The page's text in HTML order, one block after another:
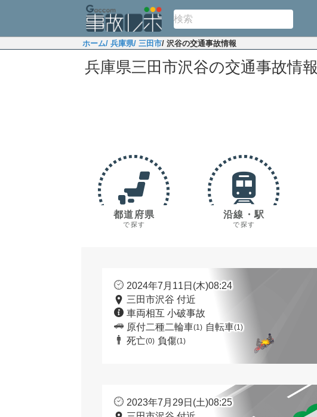
ホーム/ 兵庫県/ 三田市/ 沢谷の交通事故情報
兵庫県三田市沢谷の交通事故情報
都道府県
で探す
沿線・駅
で探す
2024年7月11日(木)08:24
三田市沢谷 付近
車両相互 小破事故
原付二種二輪車(1) 自転車(1)
死亡(0) 負傷(1)
2023年7月29日(土)08:25